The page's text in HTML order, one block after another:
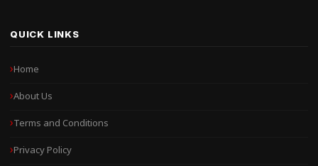
QUICK LINKS
Home
About Us
Terms and Conditions
Privacy Policy